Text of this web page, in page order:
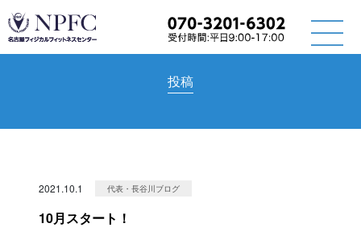
投稿
2021.10.1 代表・長谷川ブログ
10月スタート！